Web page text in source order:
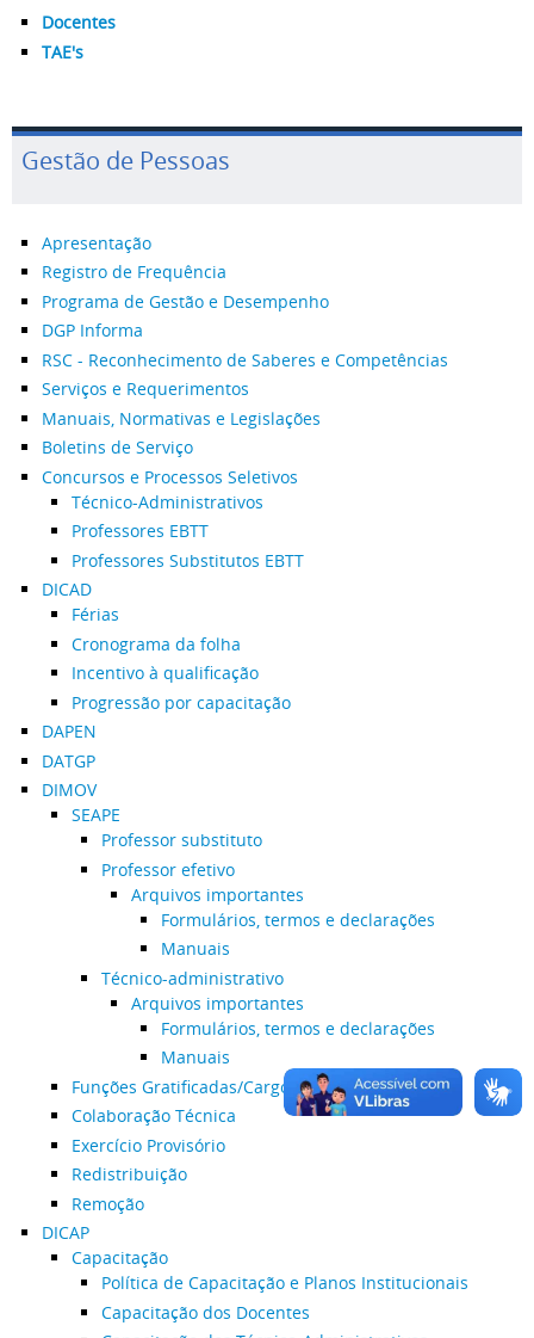
Docentes
TAE's
Gestão de Pessoas
Apresentação
Registro de Frequência
Programa de Gestão e Desempenho
DGP Informa
RSC - Reconhecimento de Saberes e Competências
Serviços e Requerimentos
Manuais, Normativas e Legislações
Boletins de Serviço
Concursos e Processos Seletivos
Técnico-Administrativos
Professores EBTT
Professores Substitutos EBTT
DICAD
Férias
Cronograma da folha
Incentivo à qualificação
Progressão por capacitação
DAPEN
DATGP
DIMOV
SEAPE
Professor substituto
Professor efetivo
Arquivos importantes
Formulários, termos e declarações
Manuais
Técnico-administrativo
Arquivos importantes
Formulários, termos e declarações
Manuais
Funções Gratificadas/Cargos de Direção
Colaboração Técnica
Exercício Provisório
Redistribuição
Remoção
DICAP
Capacitação
Política de Capacitação e Planos Institucionais
Capacitação dos Docentes